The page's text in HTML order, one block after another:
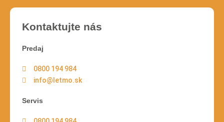
Kontaktujte nás
Predaj
0800 194 984
info@letmo.sk
Servis